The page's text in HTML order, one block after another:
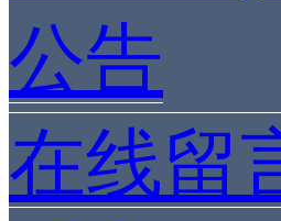
公告
在线留